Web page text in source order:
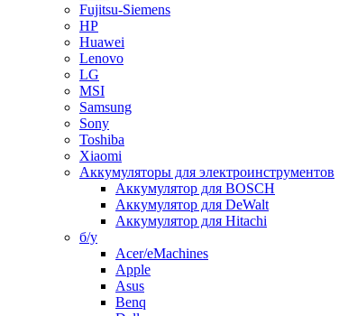
Fujitsu-Siemens
HP
Huawei
Lenovo
LG
MSI
Samsung
Sony
Toshiba
Xiaomi
Аккумуляторы для электроинструментов
Аккумулятор для BOSCH
Аккумулятор для DeWalt
Аккумулятор для Hitachi
б/у
Acer/eMachines
Apple
Asus
Benq